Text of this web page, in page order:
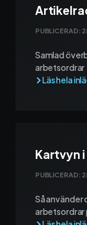
PUBLICERAD:
Samlad
arbetsordrar
Kartvyn
PUBLICERAD:
Så
arbetsordrar